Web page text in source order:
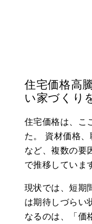
住宅価格高
い家づくり
住宅価格は、こ
た。 資材価格
など、複数の要
で推移していま
現状では、短期
は期待しづらい
なるのは、「価